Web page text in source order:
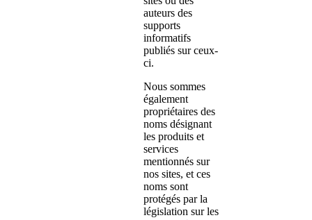
auteurs des
supports
informatifs
publiés sur ceux-
ci.
Nous sommes
également
propriétaires des
noms désignant
les produits et
services
mentionnés sur
nos sites, et ces
noms sont
protégés par la
législation sur les